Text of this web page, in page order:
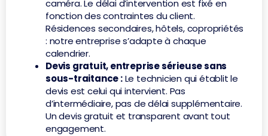
caméra. Le délai d’intervention est fixé en
fonction des contraintes du client.
Résidences secondaires, hôtels, copropriétés
: notre entreprise s’adapte à chaque
calendrier.
Devis gratuit, entreprise sérieuse sans
sous-traitance :Le technicien qui établit le
devis est celui qui intervient. Pas
d’intermédiaire, pas de délai supplémentaire.
Un devis gratuit et transparent avant tout
engagement.